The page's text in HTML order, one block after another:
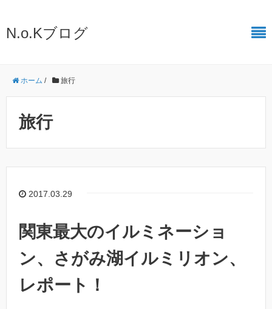
N.o.Kブログ
ホーム / 旅行
旅行
2017.03.29
関東最大のイルミネーショ
ン、さがみ湖イルミリオン、
レポート！